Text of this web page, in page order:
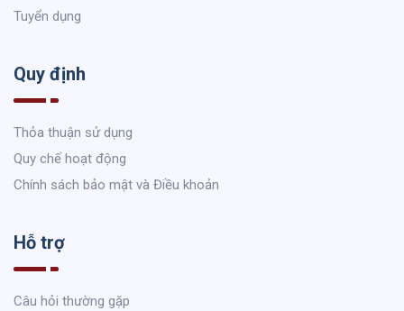
Tuyển dụng
Quy định
Thỏa thuận sử dụng
Quy chế hoạt động
Chính sách bảo mật và Điều khoản
Hỗ trợ
Câu hỏi thường gặp